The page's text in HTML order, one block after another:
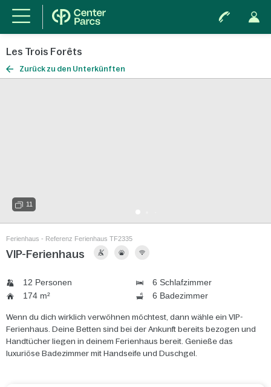
Les Trois Forêts
Zurück zu den Unterkünften
11
Ferienhaus - Referenz Ferienhaus TF2335
VIP-Ferienhaus
12 Personen
6 Schlafzimmer
174 m²
6 Badezimmer
Wenn du dich wirklich verwöhnen möchtest, dann wähle ein VIP-
Ferienhaus. Deine Betten sind bei der Ankunft bereits bezogen und
Handtücher liegen in deinem Ferienhaus bereit. Genieße das
luxuriöse Badezimmer mit Handseife und Duschgel.